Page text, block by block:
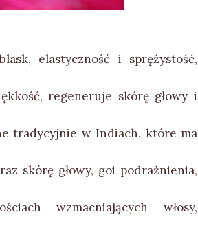
elastyczność i sprężystość,
regeneruje skórę głowy i
tradycyjnie w Indiach, które ma
skórę głowy, goi podrażnienia,
wzmacniających włosy,